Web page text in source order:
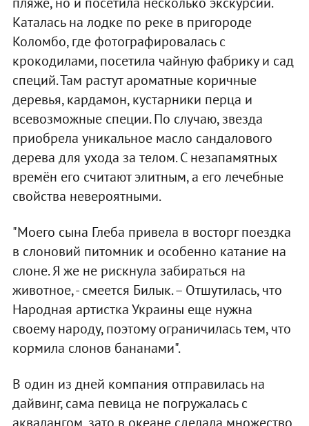
Каталась на лодке по реке в пригороде
Коломбо, где фотографировалась с
крокодилами, посетила чайную фабрику и сад
специй. Там растут ароматные коричные
деревья, кардамон, кустарники перца и
всевозможные специи. По случаю, звезда
приобрела уникальное масло сандалового
дерева для ухода за телом. С незапамятных
времён его считают элитным, а его лечебные
свойства невероятными.
"Моего сына Глеба привела в восторг поездка
в слоновий питомник и особенно катание на
слоне. Я же не рискнула забираться на
животное, - смеется Билык. – Отшутилась, что
Народная артистка Украины еще нужна
своему народу, поэтому ограничилась тем, что
кормила слонов бананами".
В один из дней компания отправилась на
дайвинг, сама певица не погружалась с